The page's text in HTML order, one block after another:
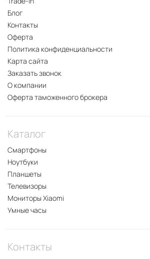
Блог
Контакты
Оферта
Политика конфиденциальности
Карта сайта
Заказать звонок
О компании
Оферта таможенного брокера
Каталог
Смартфоны
Ноутбуки
Планшеты
Телевизоры
Мониторы Xiaomi
Умные часы
Контакты